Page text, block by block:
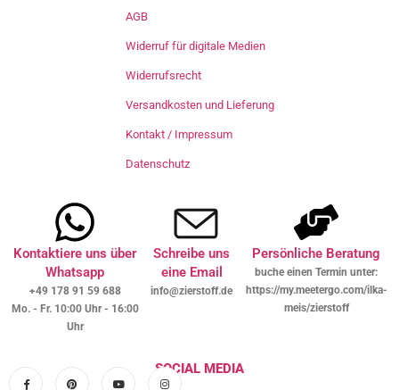
AGB
Widerruf für digitale Medien
Widerrufsrecht
Versandkosten und Lieferung
Kontakt / Impressum
Datenschutz
Kontaktiere uns über
Whatsapp
+49 178 91 59 688
Mo. - Fr. 10:00 Uhr - 16:00
Uhr
Schreibe uns
eine Email
info@zierstoff.de
Persönliche Beratung
buche einen Termin unter:
https://my.meetergo.com/ilka-
meis/zierstoff
SOCIAL MEDIA